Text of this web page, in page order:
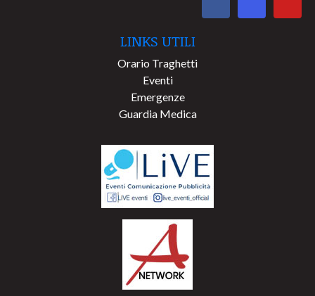
LINKS UTILI
Orario Traghetti
Eventi
Emergenze
Guardia Medica